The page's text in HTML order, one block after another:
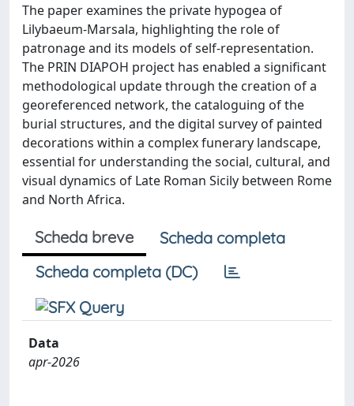
The paper examines the private hypogea of
Lilybaeum-Marsala, highlighting the role of
patronage and its models of self-representation.
The PRIN DIAPOH project has enabled a significant
methodological update through the creation of a
georeferenced network, the cataloguing of the
burial structures, and the digital survey of painted
decorations within a complex funerary landscape,
essential for understanding the social, cultural, and
visual dynamics of Late Roman Sicily between Rome
and North Africa.
Scheda breve
Scheda completa
Scheda completa (DC)
Data
apr-2026